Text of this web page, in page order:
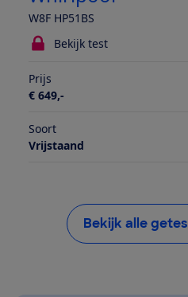
W8F HP51BS
Bekijk test
Prijs
€ 649,-
Soort
Vrijstaand
Bekijk alle